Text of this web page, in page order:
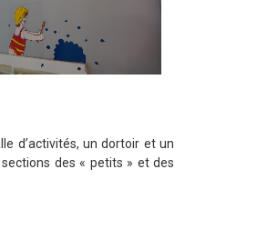
d’activités, un dortoir et un
des « petits » et des